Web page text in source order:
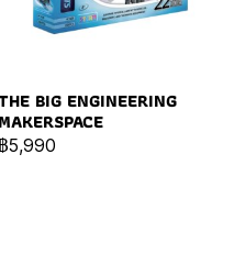
BIG ENGINEERING
MAKERSPACE
฿5,990